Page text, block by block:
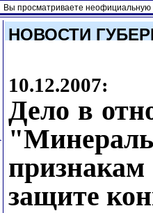
Вы просматриваете неофициальную
НОВОСТИ
10.12.2007:
Дело в
защите